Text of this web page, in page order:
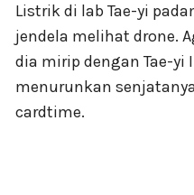
Listrik di lab Tae-yi
jendela melihat drone.
dia mirip dengan Tae-yi
menurunkan
cardtime.